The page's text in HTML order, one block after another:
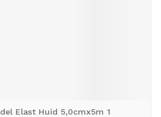
Elast Huid 5,0cmx5m 1